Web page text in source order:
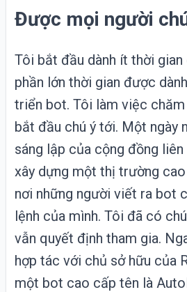
Được mọi người
Tôi bắt đầu dành ít thời gian
phần lớn thời gian được
triển bot. Tôi làm việc
bắt đầu chú ý tới. Một ngày
sáng lập của cộng đồng
xây dựng một thị trường
nơi những người viết ra bot
lệnh của mình. Tôi đã có
vẫn quyết định tham gia.
hợp tác với chủ sở hữu của
một bot cao cấp tên là